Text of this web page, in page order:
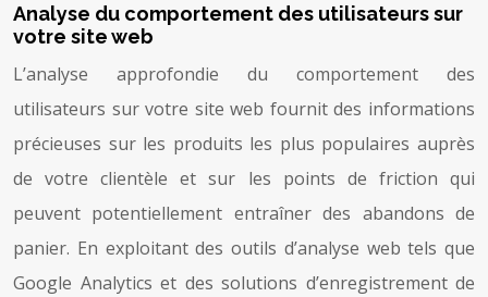
Analyse du comportement des utilisateurs sur
votre site web
L’analyse approfondie du comportement des
utilisateurs sur votre site web fournit des informations
précieuses sur les produits les plus populaires auprès
de votre clientèle et sur les points de friction qui
peuvent potentiellement entraîner des abandons de
panier. En exploitant des outils d’analyse web tels que
Google Analytics et des solutions d’enregistrement de